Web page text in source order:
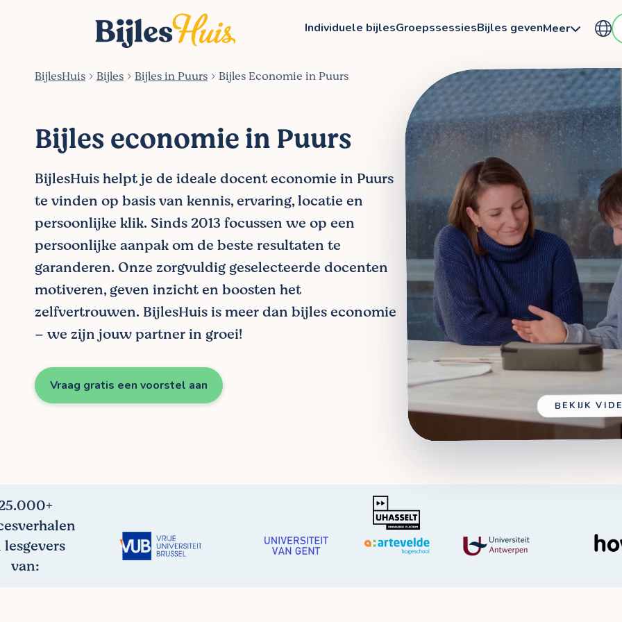
Individuele bijlesGroepssessiesBijles gevenMeer
BijlesHuis Bijles Bijles in Puurs Bijles Economie in Puurs
Bijles economie in Puurs
BijlesHuis helpt je de ideale docent economie in Puurs
te vinden op basis van kennis, ervaring, locatie en
persoonlijke klik. Sinds 2013 focussen we op een
persoonlijke aanpak om de beste resultaten te
garanderen. Onze zorgvuldig geselecteerde docenten
motiveren, geven inzicht en boosten het
zelfvertrouwen. BijlesHuis is meer dan bijles economie
– we zijn jouw partner in groei!
Vraag gratis een voorstel aan
BEKIJK
lesgevers
van: